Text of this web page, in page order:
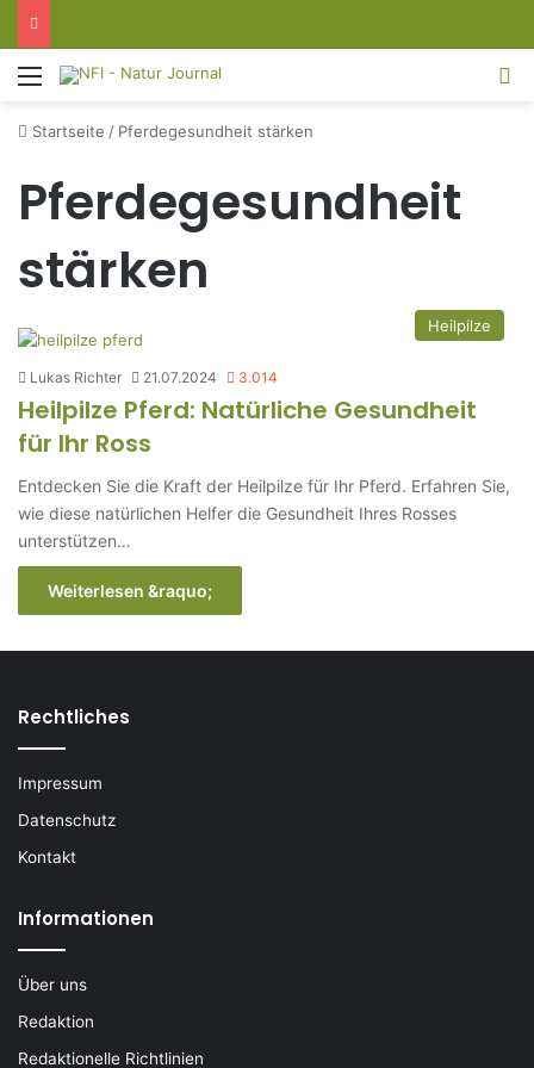
Menü
Startseite / Pferdegesundheit stärken
Pferdegesundheit
stärken
Heilpilze
Lukas Richter 21.07.2024 3.014
Heilpilze Pferd: Natürliche Gesundheit
für Ihr Ross
Entdecken Sie die Kraft der Heilpilze für Ihr Pferd. Erfahren Sie,
wie diese natürlichen Helfer die Gesundheit Ihres Rosses
unterstützen…
Weiterlesen &raquo;
Rechtliches
Impressum
Datenschutz
Kontakt
Informationen
Über uns
Redaktion
Redaktionelle Richtlinien